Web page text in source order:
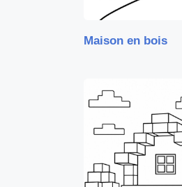
Maison en bois